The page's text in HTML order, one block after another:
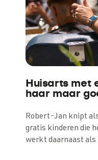
Huisarts met
haar maar
Robert-Jan knipt
gratis kinderen die
werkt daarnaast